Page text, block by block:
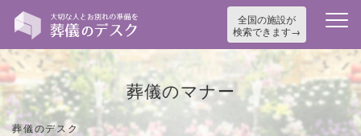
全国の施設が
検索できます
葬儀のマナー
葬儀のデスク